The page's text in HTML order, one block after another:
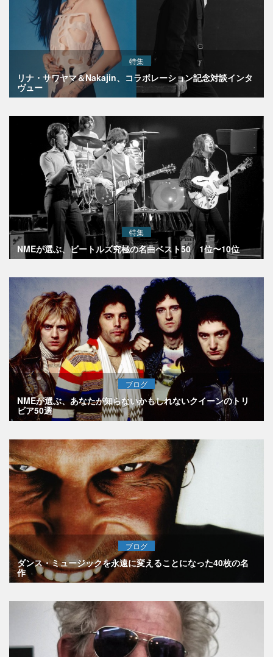
特集
リナ・サワヤマ＆Nakajin、コラボレーション記念対談インタ
ヴュー
特集
NMEが選ぶ、ビートルズ究極の名曲ベスト50 1位〜10位
ブログ
NMEが選ぶ、あなたが知らないかもしれないクイーンのトリ
ビア50選
ブログ
ダンス・ミュージックを永遠に変えることになった40枚の名
作